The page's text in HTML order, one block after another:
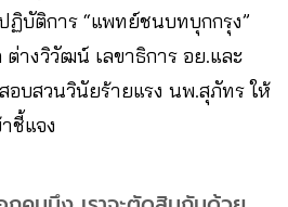
บัติการ “แพทย์ชนบทบุกกรุง”
ต่างวิวัฒน์ เลขาธิการ อย.และ
อบสวนวินัยร้ายแรง นพ.สุภัทร ให้
ชี้แจง